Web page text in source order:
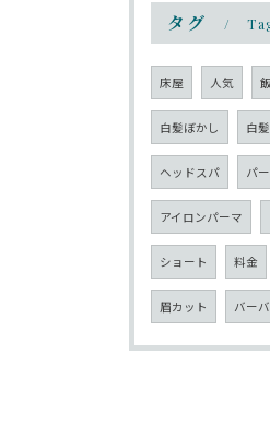
タグ
床屋 人気
白髪ぼかし 白
ヘッドスパ パ
アイロンパーマ
ショート 料金
眉カット バー